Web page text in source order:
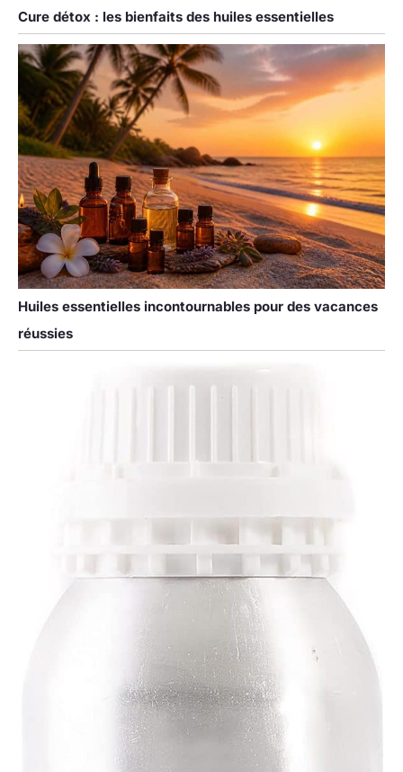
Cure détox : les bienfaits des huiles essentielles
Huiles essentielles incontournables pour des vacances
réussies